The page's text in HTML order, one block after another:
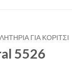
ΓΙΑ ΚΟΡΙΤΣΙ
5526